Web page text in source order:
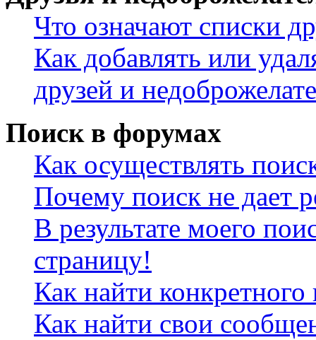
Что означают списки
Как добавлять или
друзей и
Поиск в форумах
Как осуществлять
Почему поиск не дает
В результате моего
страницу!
Как найти конкретного
Как найти свои